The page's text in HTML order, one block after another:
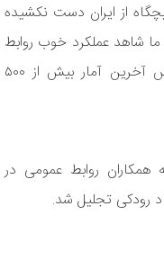
از ایران دست نکشیده
شاهد عملکرد خوب روابط
عمومی ها در حوزه هنر بودیم و بر اساس آخرین آمار بیش از ۵۰۰
روابط عمومی در
رودکی تجلیل شد.